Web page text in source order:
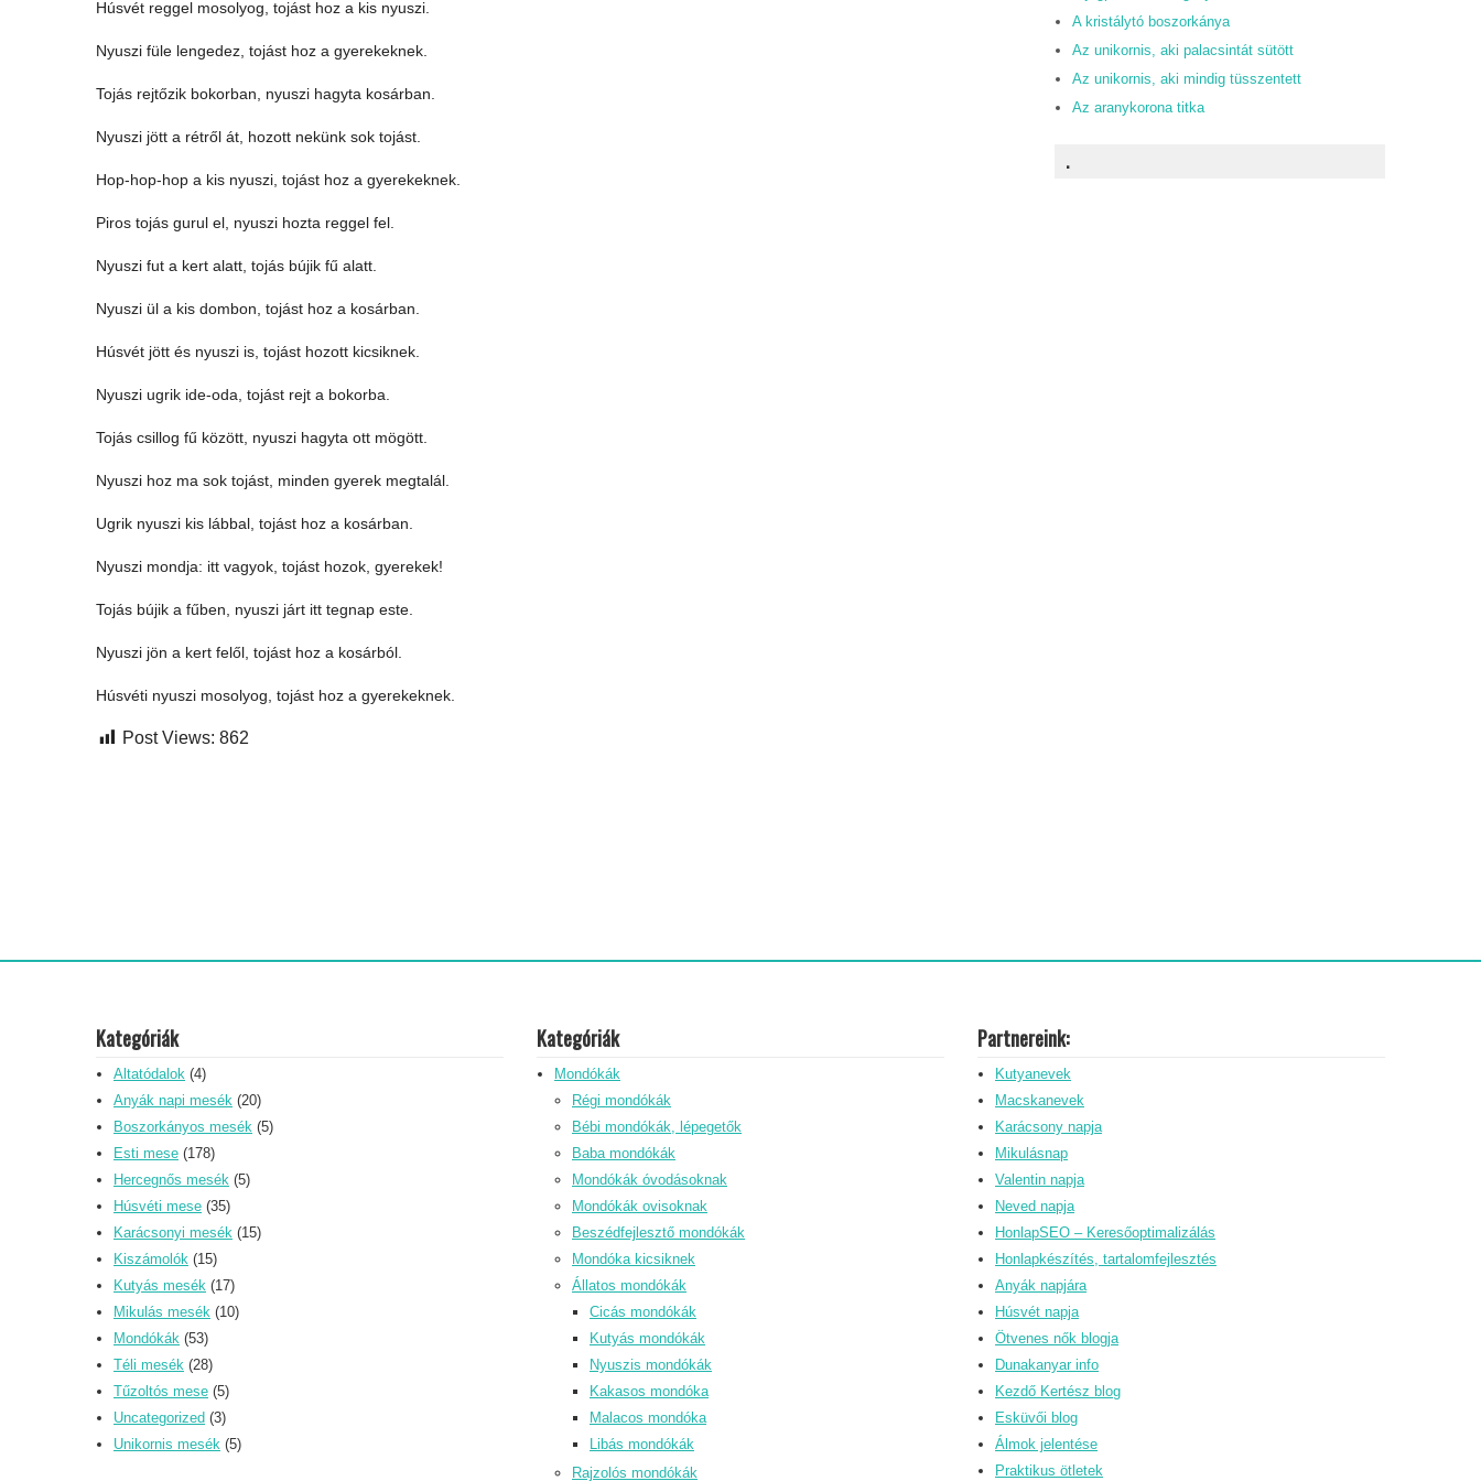
Húsvét reggel mosolyog, tojást hoz a kis nyuszi.
Nyuszi füle lengedez, tojást hoz a gyerekeknek.
Tojás rejtőzik bokorban, nyuszi hagyta kosárban.
Nyuszi jött a rétről át, hozott nekünk sok tojást.
Hop-hop-hop a kis nyuszi, tojást hoz a gyerekeknek.
Piros tojás gurul el, nyuszi hozta reggel fel.
Nyuszi fut a kert alatt, tojás bújik fű alatt.
Nyuszi ül a kis dombon, tojást hoz a kosárban.
Húsvét jött és nyuszi is, tojást hozott kicsiknek.
Nyuszi ugrik ide-oda, tojást rejt a bokorba.
Tojás csillog fű között, nyuszi hagyta ott mögött.
Nyuszi hoz ma sok tojást, minden gyerek megtalál.
Ugrik nyuszi kis lábbal, tojást hoz a kosárban.
Nyuszi mondja: itt vagyok, tojást hozok, gyerekek!
Tojás bújik a fűben, nyuszi járt itt tegnap este.
Nyuszi jön a kert felől, tojást hoz a kosárból.
Húsvéti nyuszi mosolyog, tojást hoz a gyerekeknek.
Post Views: 862
A kristálytó boszorkánya
Az unikornis, aki palacsintát sütött
Az unikornis, aki mindig tüsszentett
Az aranykorona titka
.
Kategóriák
Altatódalok (4)
Anyák napi mesék (20)
Boszorkányos mesék (5)
Esti mese (178)
Hercegnős mesék (5)
Húsvéti mese (35)
Karácsonyi mesék (15)
Kiszámolók (15)
Kutyás mesék (17)
Mikulás mesék (10)
Mondókák (53)
Téli mesék (28)
Tűzoltós mese (5)
Uncategorized (3)
Unikornis mesék (5)
Kategóriák
Mondókák
Régi mondókák
Bébi mondókák, lépegetők
Baba mondókák
Mondókák óvodásoknak
Mondókák ovisoknak
Beszédfejlesztő mondókák
Mondóka kicsiknek
Állatos mondókák
Cicás mondókák
Kutyás mondókák
Nyuszis mondókák
Kakasos mondóka
Malacos mondóka
Libás mondókák
Rajzolós mondókák
Partnereink:
Kutyanevek
Macskanevek
Karácsony napja
Mikulásnap
Valentin napja
Neved napja
HonlapSEO – Keresőoptimalizálás
Honlapkészítés, tartalomfejlesztés
Anyák napjára
Húsvét napja
Ötvenes nők blogja
Dunakanyar info
Kezdő Kertész blog
Esküvői blog
Álmok jelentése
Praktikus ötletek